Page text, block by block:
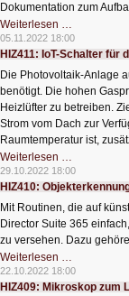
Dokumentation zum
Weiterlesen …
Beschallung
großer
Hallen
05.11.2022 18:00
HIZ411: IoT-Schalter für
Die Photovoltaik-Anlage
benötigt. Die hohen
Heizlüfter zu betreiben.
Strom vom Dach zur
Raumtemperatur ist,
Weiterlesen …
IoT-
Schalter
für
PV-
Anlage
29.10.2022 18:00
HIZ410:
Mit Routinen, die auf
Director Suite 365
zu versehen. Dazu
Weiterlesen …
mit
KI
22.10.2022 18:00
HIZ409: Mikroskop zum